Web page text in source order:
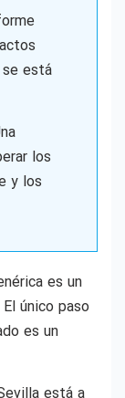
está
los
y los
es un
único paso
es un